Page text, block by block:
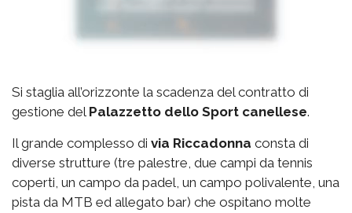
Si staglia all’orizzonte la scadenza del contratto di
gestione del Palazzetto dello Sport canellese.
Il grande complesso di via Riccadonna consta di
diverse strutture (tre palestre, due campi da tennis
coperti, un campo da padel, un campo polivalente, una
pista da MTB ed allegato bar) che ospitano molte